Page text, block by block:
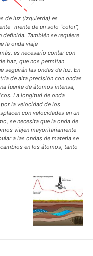
de luz (izquierda) es
mente de un solo “color”,
definida. También se requiere
la onda viaje
es necesario contar con
haz, que nos permitan
seguirán las ondas de luz. En
de alta precisión con ondas
fuente de átomos intensa,
La longitud de onda
por la velocidad de los
con velocidades en un
se necesita que la onda de
viajen mayoritariamente
a las ondas de materia se
en los átomos, tanto